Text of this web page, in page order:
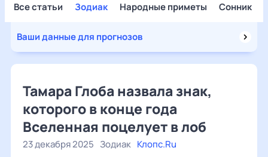
Все статьи Зодиак Народные приметы Сонник
Ваши данные для прогнозов
Тамара Глоба назвала знак,
которого в конце года
Вселенная поцелует в лоб
23 декабря 2025 Зодиак Клопс.Ru